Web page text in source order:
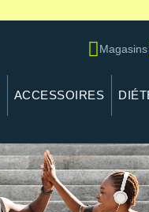
Magasins
ACCESSOIRES